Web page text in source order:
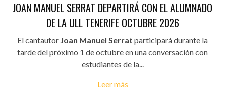
JOAN MANUEL SERRAT DEPARTIRÁ CON EL ALUMNADO
DE LA ULL TENERIFE OCTUBRE 2026
El cantautor Joan Manuel Serrat participará durante la
tarde del próximo 1 de octubre en una conversación con
estudiantes de la...
Leer más